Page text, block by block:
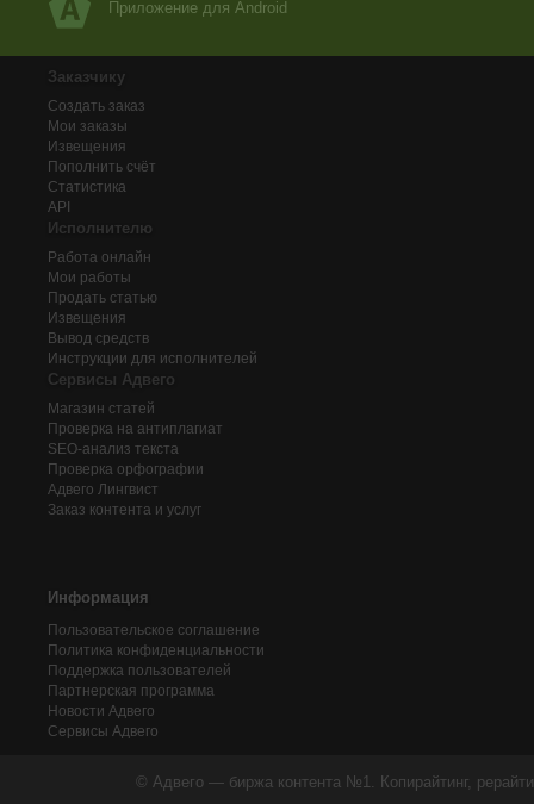
Приложение для Android
Заказчику
Создать заказ
Мои заказы
Извещения
Пополнить счёт
Статистика
API
Исполнителю
Работа онлайн
Мои работы
Продать статью
Извещения
Вывод средств
Инструкции для исполнителей
Сервисы Адвего
Магазин статей
Проверка на антиплагиат
SEO-анализ текста
Проверка орфографии
Адвего Лингвист
Заказ контента и услуг
Информация
Пользовательское соглашение
Политика конфиденциальности
Поддержка пользователей
Партнерская программа
Новости Адвего
Сервисы Адвего
© Адвего — биржа контента №1. Копирайтинг,